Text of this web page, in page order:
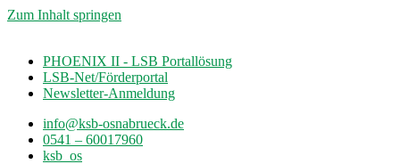
Zum Inhalt springen
PHOENIX II - LSB Portallösung
LSB-Net/Förderportal
Newsletter-Anmeldung
info@ksb-osnabrueck.de
0541 – 60017960
ksb_os